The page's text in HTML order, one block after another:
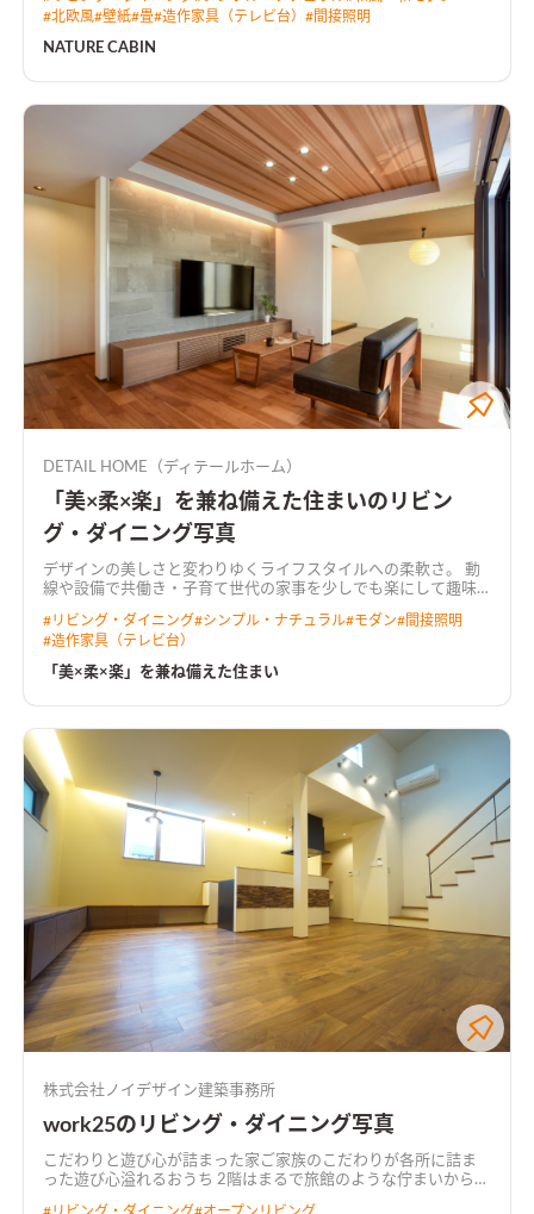
#北欧風#壁紙#畳#造作家具（テレビ台） #間接照明
NATURE CABIN
DETAIL HOME（ディテールホーム）
「美×柔×楽」を兼ね備えた住まいのリビン
グ・ダイニング写真
デザインの美しさと変わりゆくライフスタイルへの柔軟さ。 動
線や設備で共働き・子育て世代の家事を少しでも楽にして趣味
エバールーフを基調にレッドシダーでアクセントを加えた外
観。そこに馴染みながらも味のあるムラが存在感を出すセメン
ト板を設えた
LDK明るめのテイストで、居心地のよいリビング空
間。床で採用したアカシアが昼の自然光、夜の照明で表情を変
高級感を出しつつ、しっかり収納量を備えているため、常にキレ
イに保てるキッチン。圧倒的な収納力のキッチンカウンター収納
を備え、背面の食器棚エリアは一部オープンスペースをつくる
洗面2世帯は洗面に家族が並ぶ機会もしばしば。大人ふたりが並
べるサイズの一面鏡を採用。化粧台としても活躍寝室寝る部屋
だからより快眠に誘われる計画が良い。調光可能なコーブ照明
をセレクトした
#リビング・ダイニング#シンプル・ナチュラル#モダン#間接照明
#造作家具（テレビ台）
「美×柔×楽」を兼ね備えた住まい
株式会社ノイデザイン建築事務所
work25のリビング・ダイニング写真
こだわりと遊び心が詰まった家ご家族のこだわりが各所に詰ま
った遊び心溢れるおうち 2階はまるで旅館のような佇まいから始